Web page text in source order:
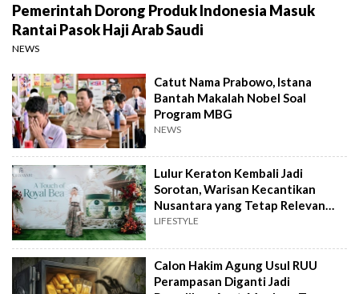
Pemerintah Dorong Produk Indonesia Masuk
Rantai Pasok Haji Arab Saudi
NEWS
Catut Nama Prabowo, Istana
Bantah Makalah Nobel Soal
Program MBG
NEWS
Lulur Keraton Kembali Jadi
Sorotan, Warisan Kecantikan
Nusantara yang Tetap Relevan
hingga Kini
LIFESTYLE
Calon Hakim Agung Usul RUU
Perampasan Diganti Jadi